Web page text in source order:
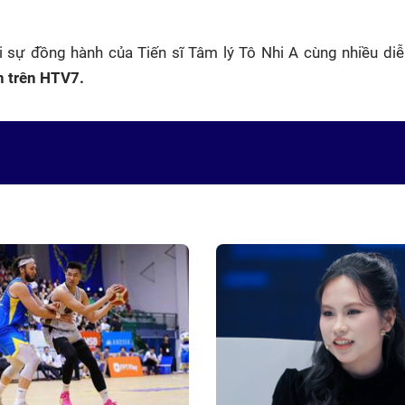
đồng hành của Tiến sĩ Tâm lý Tô Nhi A cùng nhiều
trên HTV7.